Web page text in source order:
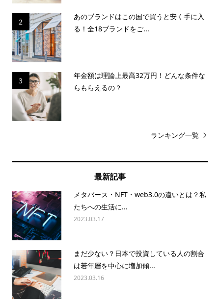
2
あのブランドはこの国で買うと安く手に入
る！全18ブランドをご...
3
年金額は理論上最高32万円！どんな条件な
らもらえるの？
ランキング一覧
最新記事
メタバース・NFT・web3.0の違いとは？私
たちへの生活に...
2023.03.17
まだ少ない？日本で投資している人の割合
は若年層を中心に増加傾...
2023.03.16